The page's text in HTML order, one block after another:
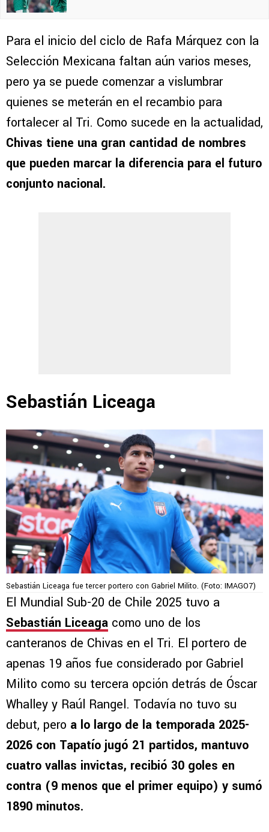
Para el inicio del ciclo de Rafa Márquez con la
Selección Mexicana faltan aún varios meses,
pero ya se puede comenzar a vislumbrar
quienes se meterán en el recambio para
fortalecer al Tri. Como sucede en la actualidad,
Chivas tiene una gran cantidad de nombres
que pueden marcar la diferencia para el futuro
conjunto nacional.
Sebastián Liceaga
Sebastián Liceaga fue tercer portero con Gabriel Milito. (Foto: IMAGO7)
El Mundial Sub-20 de Chile 2025 tuvo a
Sebastián Liceaga como uno de los
canteranos de Chivas en el Tri. El portero de
apenas 19 años fue considerado por Gabriel
Milito como su tercera opción detrás de Óscar
Whalley y Raúl Rangel. Todavía no tuvo su
debut, pero a lo largo de la temporada 2025-
2026 con Tapatío jugó 21 partidos, mantuvo
cuatro vallas invictas, recibió 30 goles en
contra (9 menos que el primer equipo) y sumó
1890 minutos.